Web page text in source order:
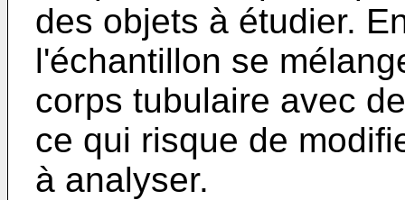
des objets à étudier.
l'échantillon se
corps tubulaire avec
ce qui risque de
à analyser.